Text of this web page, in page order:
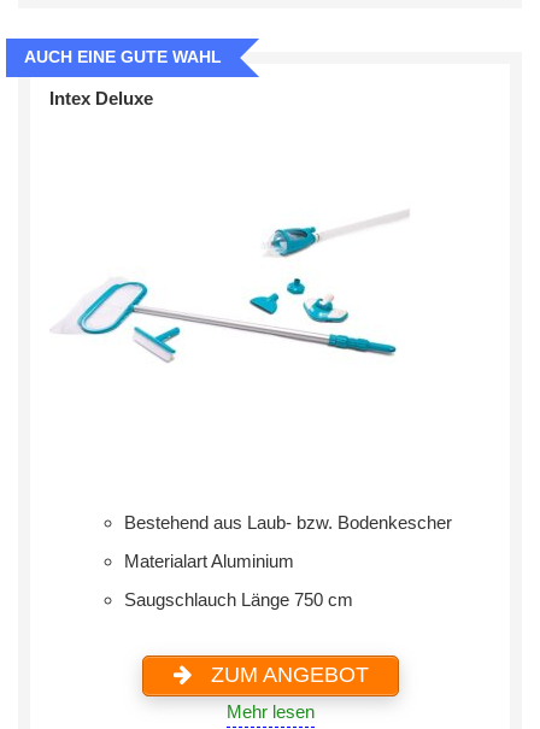
AUCH EINE GUTE WAHL
Intex Deluxe
Bestehend aus Laub- bzw. Bodenkescher
Materialart ‎Aluminium
Saugschlauch Länge 750 cm
ZUM ANGEBOT
Mehr lesen